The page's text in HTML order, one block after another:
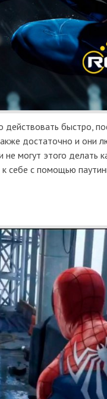
быстро,
достаточно и они
могут этого делать
себе с помощью